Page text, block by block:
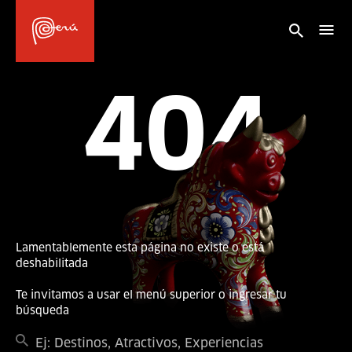
404
Lamentablemente esta página no existe o está
deshabilitada
Te invitamos a usar el menú superior o ingresar tu
búsqueda